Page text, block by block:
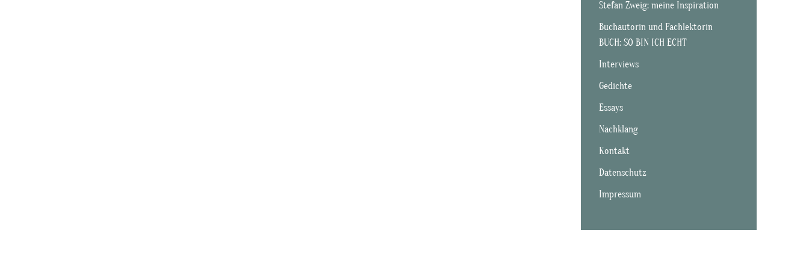
Stefan Zweig: meine Inspiration
Buchautorin und Fachlektorin
BUCH: SO BIN ICH ECHT
Interviews
Gedichte
Essays
Nachklang
Kontakt
Datenschutz
Impressum